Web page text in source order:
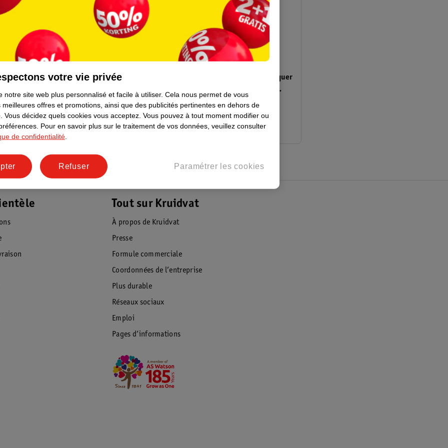
Davitamon Comprimés À Croquer
Junior (3+) Goût Multifruits
120 pièces
34
Davitamon Comprimés À Croquer
Minéraux
60 pièces
23.
99
Tout sur Kruidvat
À propos de Kruidvat
Presse
Formule commerciale
Coordonnées de l’entreprise
Plus durable
Réseaux sociaux
Emploi
Pages d’informations
votre vie privée
notre site web plus personnalisé et facile à utiliser. Cela nous permet de vous
meilleures offres et promotions, ainsi que des publicités pertinentes en dehors de
Vous décidez quels cookies vous acceptez. Vous pouvez à tout moment modifier ou
Pour en savoir plus sur le traitement de vos données, veuillez consulter
de confidentialité
Paramétrer les cookies
Refuser